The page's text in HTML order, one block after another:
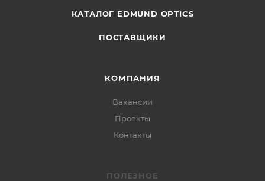
КАТАЛОГ EDMUND OPTICS
ПОСТАВЩИКИ
КОМПАНИЯ
Вакансии
Проекты
Контакты
ПОЛЕЗНОЕ